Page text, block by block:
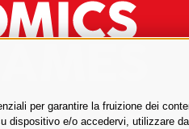
per garantire la fruizione dei
e/o accedervi, utilizzare
X Instagram
Facebook
TiktokSpotify